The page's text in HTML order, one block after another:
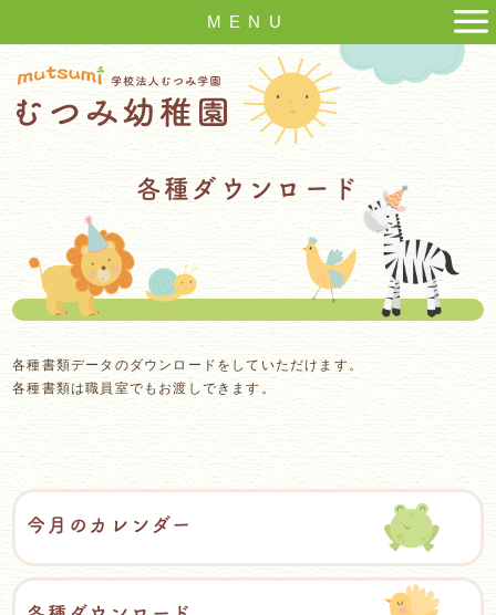
MENU
各種ダウンロード
各種書類データのダウンロードをしていただけます。
各種書類は職員室でもお渡しできます。
今月のカレンダー